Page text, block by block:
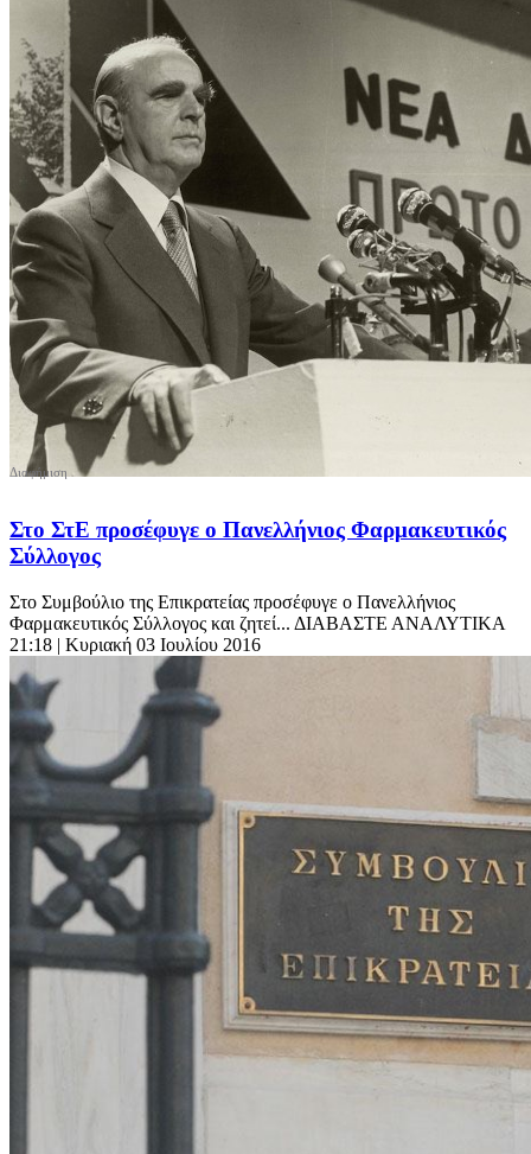
Στο ΣτΕ προσέφυγε ο Πανελλήνιος Φαρμακευτικός
Σύλλογος
Στο Συμβούλιο της Επικρατείας προσέφυγε ο Πανελλήνιος
Φαρμακευτικός Σύλλογος και ζητεί... ΔΙΑΒΑΣΤΕ ΑΝΑΛΥΤΙΚΑ
21:18 | Κυριακή 03 Ιουλίου 2016